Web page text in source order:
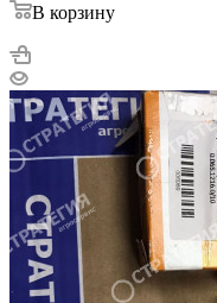
В корзину